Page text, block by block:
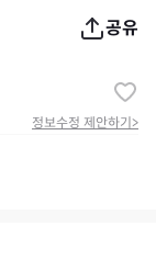
공유
정보수정 제안하기 >